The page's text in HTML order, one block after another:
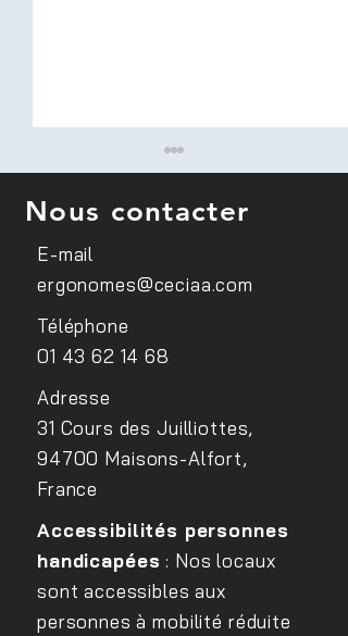
Conférence sur le
handicap visuel au sein du
Nous contacter
E-mail
ergonomes@ceciaa.com
Téléphone
01 43 62 14 68
Adresse
31 Cours des Juilliottes,
94700 Maisons-Alfort,
France
Accessibilités personnes
handicapées : Nos locaux
sont accessibles aux
personnes à mobilité réduite